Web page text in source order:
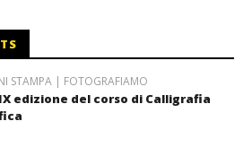
STAMPA | FOTOGRAFIAMO
edizione del corso di Calligrafia